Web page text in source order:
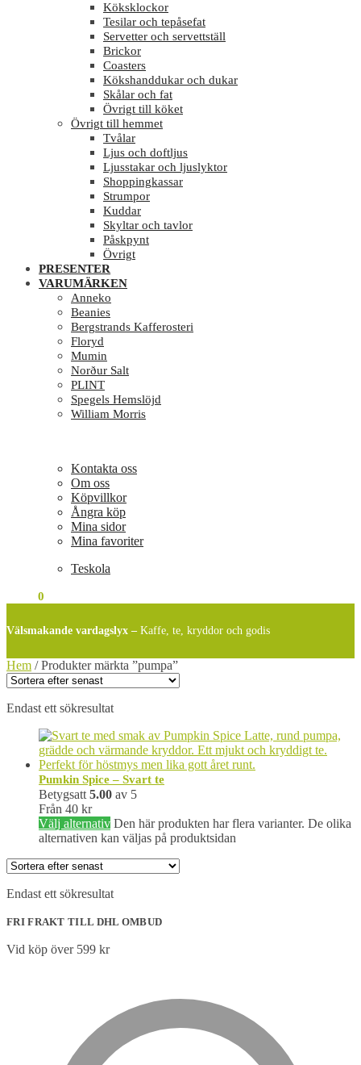
Köksklockor
Tesilar och tepåsefat
Servetter och servettställ
Brickor
Coasters
Kökshanddukar och dukar
Skålar och fat
Övrigt till köket
Övrigt till hemmet
Tvålar
Ljus och doftljus
Ljusstakar och ljuslyktor
Shoppingkassar
Strumpor
Kuddar
Skyltar och tavlor
Påskpynt
Övrigt
PRESENTER
VARUMÄRKEN
Anneko
Beanies
Bergstrands Kafferosteri
Floryd
Mumin
Norður Salt
PLINT
Spegels Hemslöjd
William Morris
Kontakta oss
Om oss
Köpvillkor
Ångra köp
Mina sidor
Mina favoriter
Teskola
0
Välsmakande vardagslyx – Kaffe, te, kryddor och godis
Hem /Produkter märkta ”pumpa”
Endast ett sökresultat
Pumkin Spice – Svart te
Betygsatt 5.00 av 5
Från 40 kr
Välj alternativ Den här produkten har flera varianter. De olika
alternativen kan väljas på produktsidan
Endast ett sökresultat
FRI FRAKT TILL DHL OMBUD
Vid köp över 599 kr